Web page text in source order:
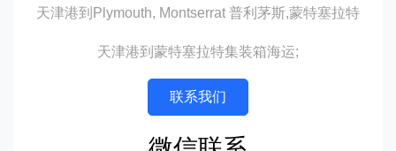
天津港到Plymouth, Montserrat 普利茅斯,蒙特塞拉特
天津港到蒙特塞拉特集装箱海运;
联系我们